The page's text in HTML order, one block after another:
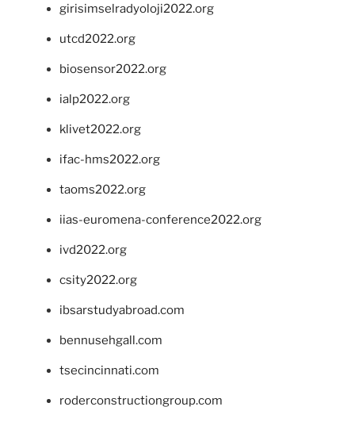
girisimselradyoloji2022.org
utcd2022.org
biosensor2022.org
ialp2022.org
klivet2022.org
ifac-hms2022.org
taoms2022.org
iias-euromena-conference2022.org
ivd2022.org
csity2022.org
ibsarstudyabroad.com
bennusehgall.com
tsecincinnati.com
roderconstructiongroup.com